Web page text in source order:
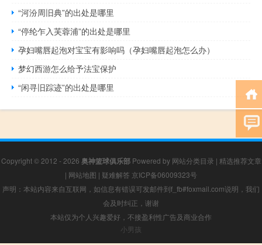
“河汾周旧典”的出处是哪里
“停纶乍入芙蓉浦”的出处是哪里
孕妇嘴唇起泡对宝宝有影响吗（孕妇嘴唇起泡怎么办）
梦幻西游怎么给予法宝保护
“闲寻旧踪迹”的出处是哪里
Copyright © 2012 - 2026 奥神篮球俱乐部Powered by 网站分类目录 | 精选推荐文章
| 网站地图 | 疑难解答 京ICP备06009323号
声明：本站内容来自互联网，如信息有错误可发邮件到f_fb#foxmail.com说明，我们
会及时纠正，谢谢
本站仅为个人兴趣爱好，不接盈利性广告及商业合作
小男孩